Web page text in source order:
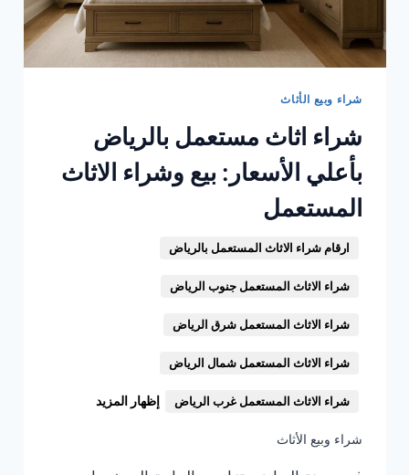
شراء وبيع الأثاث
شراء اثاث مستعمل بالرياض
بأعلي الأسعار: بيع وشراء الاثاث
المستعمل
ارقام شراء الاثاث المستعمل بالرياض
شراء الاثاث المستعمل جنوب الرياض
شراء الاثاث المستعمل شرق الرياض
شراء الاثاث المستعمل شمال الرياض
شراء الاثاث المستعمل غرب الرياض إظهار المزيد
شراء وبيع الأثاث